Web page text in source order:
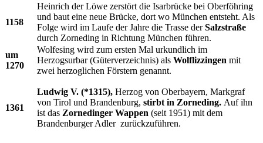
1158
Heinrich der Löwe zerstört die Isarbrücke bei Oberföhring
und baut eine neue Brücke, dort wo München entsteht. Als
Folge wird im Laufe der Jahre die Trasse derSalzstraße
durch Zorneding in Richtung München führen.
um
1270
Wolfesing wird zum ersten Mal urkundlich im
Herzogsurbar (Güterverzeichnis) als Wolflizzingen mit
zwei herzoglichen Förstern genannt.
1361
Ludwig V. (*1315), Herzog von Oberbayern, Markgraf
von Tirol und Brandenburg, stirbt in Zorneding. Auf ihn
ist das Zornedinger Wappen (seit 1951) mit dem
Brandenburger Adler zurückzuführen.